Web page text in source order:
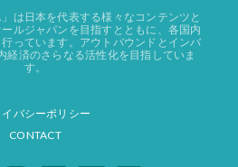
は日本を代表する様々なコンテンツと
ルジャパンを目指すとともに、各国内
っています。アウトバウンドとインバ
経済のさらなる活性化を目指していま
す。
イバシーポリシー
CONTACT